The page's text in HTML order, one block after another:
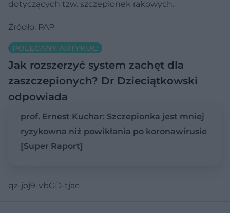
dotyczących tzw. szczepionek rakowych.
Źródło: PAP
POLECANY ARTYKUŁ:
Jak rozszerzyć system zachęt dla
zaszczepionych? Dr Dzieciątkowski
odpowiada
prof. Ernest Kuchar: Szczepionka jest mniej
ryzykowna niż powikłania po koronawirusie
[Super Raport]
qz-joj9-vbGD-tjac